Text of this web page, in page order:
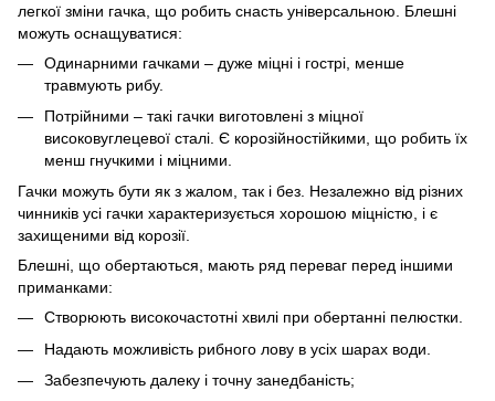
легкої зміни гачка, що робить снасть універсальною. Блешні
можуть оснащуватися:
Одинарними гачками – дуже міцні і гострі, менше
травмують рибу.
Потрійними – такі гачки виготовлені з міцної
високовуглецевої сталі. Є корозійностійкими, що робить їх
менш гнучкими і міцними.
Гачки можуть бути як з жалом, так і без. Незалежно від різних
чинників усі гачки характеризується хорошою міцністю, і є
захищеними від корозії.
Блешні, що обертаються, мають ряд переваг перед іншими
приманками:
Створюють високочастотні хвилі при обертанні пелюстки.
Надають можливість рибного лову в усіх шарах води.
Забезпечують далеку і точну занедбаність;